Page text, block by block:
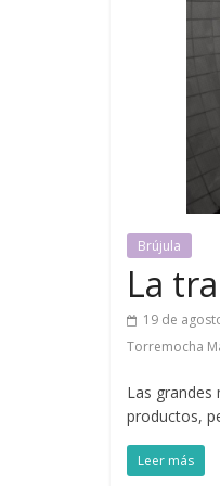
Brújula
La
19 de
Torremocha
Las grandes
productos,
Leer más